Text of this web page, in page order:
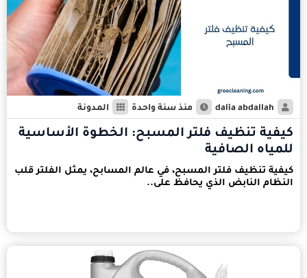
dalia abdallah منذ سنة واحدة المدونة
كيفية تنظيف فلتر المسبح: الخطوة الأساسية
للمياه الصافية
كيفية تنظيف فلتر المسبح، في عالم المسابح، يمثل الفلتر قلب
النظام النابض الذي يحافظ على..